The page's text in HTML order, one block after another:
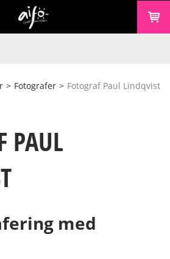
> Fotografer > Fotograf Paul Lindqvist
PAUL
med